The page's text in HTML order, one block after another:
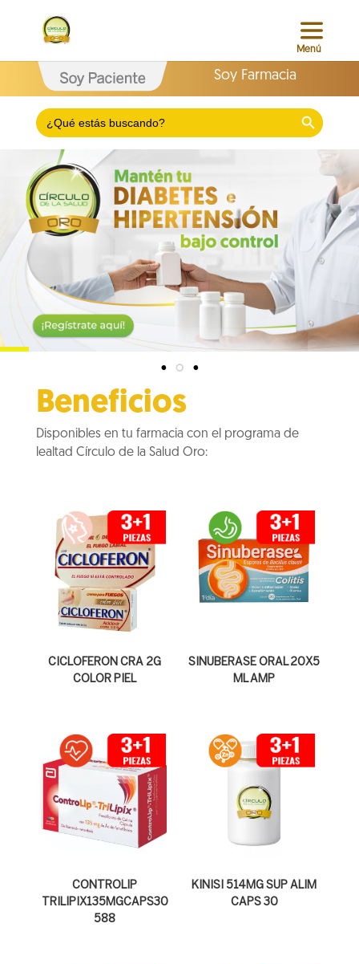
Soy Farmacia
Search
for:
Search Button
Beneficios
Disponibles en tu farmacia con el programa de
lealtad Círculo de la Salud Oro:
CICLOFERON CRA 2G
COLOR PIEL
SINUBERASE ORAL 20X5
ML AMP
CONTROLIP
TRILIPIX135MGCAPS30
588
KINISI 514MG SUP ALIM
CAPS 30